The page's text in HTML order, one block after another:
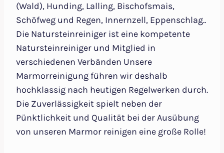
(Wald), Hunding, Lalling, Bischofsmais,
Schöfweg und Regen, Innernzell, Eppenschlag..
Die Natursteinreiniger ist eine kompetente
Natursteinreiniger und Mitglied in
verschiedenen Verbänden Unsere
Marmorreinigung führen wir deshalb
hochklassig nach heutigen Regelwerken durch.
Die Zuverlässigkeit spielt neben der
Pünktlichkeit und Qualität bei der Ausübung
von unseren Marmor reinigen eine große Rolle!